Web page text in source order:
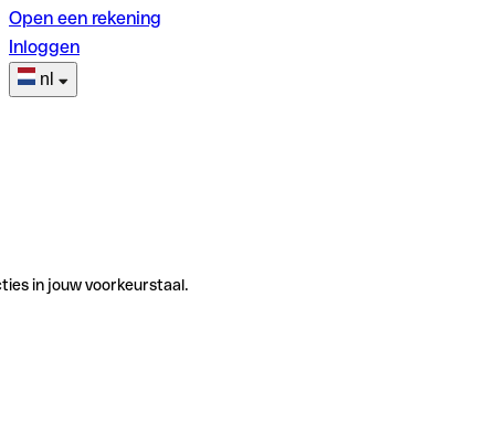
Open een rekening
Inloggen
nl
in jouw voorkeurstaal.